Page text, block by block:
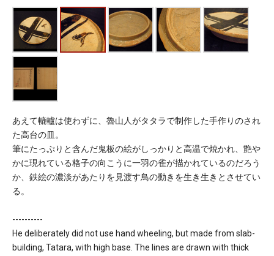
あえて轆轤は使わずに、魯山人がタタラで制作した手作りのされ
た高台の皿。
筆にたっぷりと含んだ鬼板の絵がしっかりと高温で焼かれ、艶や
かに現れている格子の向こうに一羽の雀が描かれているのだろう
か、鉄絵の濃淡があたりを見渡す鳥の動きを生き生きとさせてい
る。
----------
He deliberately did not use hand wheeling, but made from slab-
building, Tatara, with high base. The lines are drawn with thick